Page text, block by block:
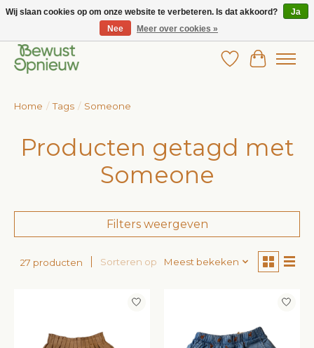
Wij bieden het grootste aanbod in betaalbare kinderkleding!
Verlanglijst
Home / Tags / Someone
Producten getagd met
Someone
Filters weergeven
27 producten Sorteren op Meest bekeken
Wij slaan cookies op om onze website te verbeteren. Is dat akkoord?
Ja
Nee
Meer over cookies »